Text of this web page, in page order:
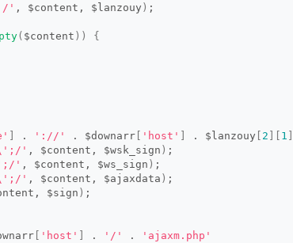
/' , $content, $lanzouy ) ;
( $content ))
{
. '://' . $downarr 'host' . $lanzouy 2 1
' , $content, $wsk_sign ) ;
' , $content, $ws_sign ) ;
' , $content, $ajaxdata ) ;
$sign ) ;
'host' . '/' .
'ajaxm.php'